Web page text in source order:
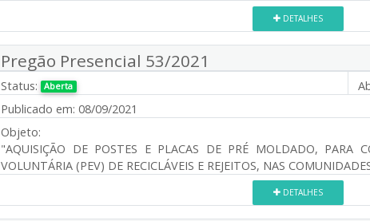
DETALHES
Pregão Presencial 53/2021
Status: Aberta
Publicado em: 08/09/2021
Objeto:
"AQUISIÇÃO DE POSTES E PLACAS DE PRÉ MOLDADO, PARA
VOLUNTÁRIA (PEV) DE RECICLÁVEIS E REJEITOS, NAS
DETALHES